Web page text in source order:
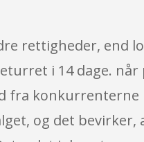
rettigheder, end
i 14 dage.
fra konkurrenterne
og det bevirker,